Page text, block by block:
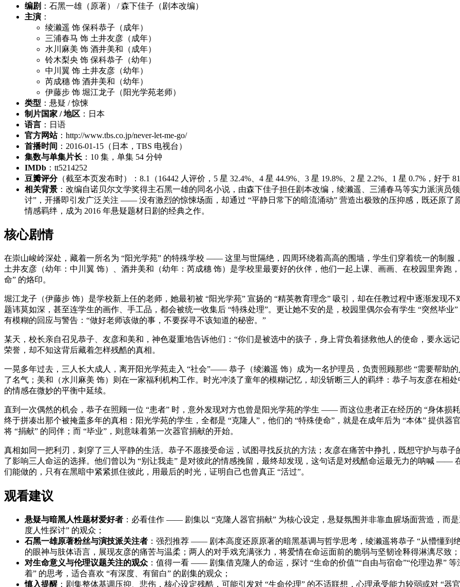
编剧 ：石黑一雄（原著） / 森下佳子（剧本改编）
主演 ：
绫濑遥 饰 保科恭子（成年）
三浦春马 饰 土井友彦（成年）
水川麻美 饰 酒井美和（成年）
铃木梨央 饰 保科恭子（幼年）
中川翼 饰 土井友彦（幼年）
芮成穗 饰 酒井美和（幼年）
伊藤步 饰 堀江龙子（阳光学苑老师）
类型 ：悬疑 / 惊悚
制片国家 / 地区 ：日本
语言 ：日语
官方网站：http://www.tbs.co.jp/never-let-me-go/
首播时间 ：2016-01-15（日本，TBS 电视台）
集数与单集片长 ：10 集，单集 54 分钟
IMDb ：tt5214252
豆瓣评分（截至本页发布时）：8.1（16442 人评价，5 星 32.4%、4 星 44.9%、3 星 19.8%、2 星 2.2%、1 星 0.7%，好于
相关背景 ：改编自诺贝尔文学奖得主石黑一雄的同名小说，由森下佳子担任剧本改编，绫濑遥、三浦春马等实力派演员
讨”，开播即引发广泛关注 —— 没有激烈的惊悚场面，却通过 “平静日常下的暗流涌动” 营造出极致的压抑感，既还原了
情感羁绊，成为 2016 年悬疑题材日剧的经典之作。
核心剧情
在崇山峻岭深处，藏着一所名为 “阳光学苑” 的特殊学校 —— 这里与世隔绝，四周环绕着高高的围墙，学生们穿着统一的制服
土井友彦（幼年：中川翼 饰）、酒井美和（幼年：芮成穗 饰）是学校里最要好的伙伴，他们一起上课、画画、在校园里奔跑
命” 的烙印。
堀江龙子（伊藤步 饰）是学校新上任的老师，她最初被 “阳光学苑” 宣扬的 “精英教育理念” 吸引，却在任教过程中逐渐发现
题讳莫如深，甚至连学生的画作、手工品，都会被统一收集后 “特殊处理”。更让她不安的是，校园里偶尔会有学生 “突然毕
有模糊的回应与警告：“做好老师该做的事，不要探寻不该知道的秘密。”
某天，校长亲自召见恭子、友彦和美和，神色凝重地告诉他们：“你们是被选中的孩子，身上背负着拯救他人的使命，要永远
荣誉，却不知这背后藏着怎样残酷的真相。
一晃多年过去，三人长大成人，离开阳光学苑走入 “社会”—— 恭子（绫濑遥 饰）成为一名护理员，负责照顾那些 “需要帮助
了名气；美和（水川麻美 饰）则在一家福利机构工作。时光冲淡了童年的模糊记忆，却没斩断三人的羁绊：恭子与友彦在相
的情感在微妙的平衡中延续。
直到一次偶然的机会，恭子在照顾一位 “患者” 时，意外发现对方也曾是阳光学苑的学生 —— 而这位患者正在经历的 “身体损
终于拼凑出那个被掩盖多年的真相：阳光学苑的学生，全都是 “克隆人”，他们的 “特殊使命”，就是在成年后为 “本体” 提供器
将 “捐献” 的同伴；而 “毕业”，则意味着第一次器官捐献的开始。
真相如同一把利刃，刺穿了三人平静的生活。恭子不愿接受命运，试图寻找反抗的方法；友彦在痛苦中挣扎，既想守护与恭
了影响三人命运的选择。他们曾以为 “别让我走” 是对彼此的情感挽留，最终却发现，这句话是对残酷命运最无力的呐喊 ——
们能做的，只有在黑暗中紧紧抓住彼此，用最后的时光，证明自己也曾真正 “活过”。
观看建议
悬疑与暗黑人性题材爱好者 ：必看佳作 —— 剧集以 “克隆人器官捐献” 为核心设定，悬疑氛围并非靠血腥场面营造，而
度人性探讨” 的观众；
石黑一雄原著粉丝与演技派关注者 ：强烈推荐 —— 剧本高度还原原著的暗黑基调与哲学思考，绫濑遥将恭子 “从懵懂到
的眼神与肢体语言，展现友彦的痛苦与温柔；两人的对手戏充满张力，将爱情在命运面前的脆弱与坚韧诠释得淋漓尽致；
对生命意义与伦理议题关注的观众 ：值得一看 —— 剧集借克隆人的命运，探讨 “生命的价值”“自由与宿命”“伦理边界”
着” 的思考，适合喜欢 “有深度、有留白” 的剧集的观众；
慎入提醒 ：剧集整体基调压抑、悲伤，核心设定残酷，可能引发对 “生命伦理” 的不适联想，心理承受能力较弱或对 “器